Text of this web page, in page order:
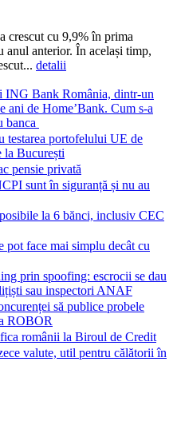
crescut cu 9,9% în prima
anul anterior. În același timp,
detalii
ING Bank România, dintr-un
ani de Home’Bank. Cum s-a
banca
testarea portofelului UE de
la București
pensie privată
sunt în siguranță și nu au
la 6 bănci, inclusiv CEC
pot face mai simplu decât cu
prin spoofing: escrocii se dau
sau inspectori ANAF
să publice probele
ROBOR
românii la Biroul de Credit
valute, util pentru călătorii în